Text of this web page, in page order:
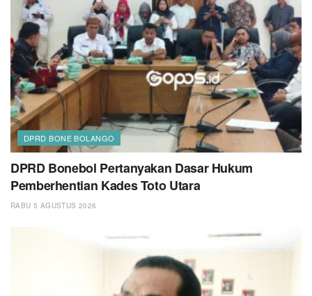
DPRD BONE BOLANGO
DPRD Bonebol Pertanyakan Dasar Hukum
Pemberhentian Kades Toto Utara
RABU 5 AGUSTUS 2026